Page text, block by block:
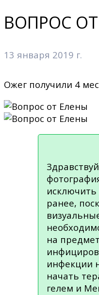
ВОПРОС
13 января 2019 г.
Ожег получили 4
ранее,
на
инфекции
начать
гелем и